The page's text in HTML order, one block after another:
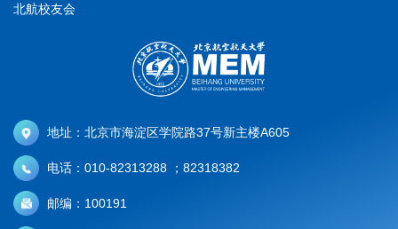
北航校友会
地址：北京市海淀区学院路37号新主楼A605
电话：010-82313288 ；82318382
邮编：100191